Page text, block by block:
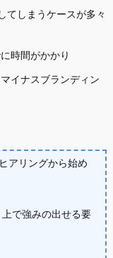
てしまうケースが多々
時間がかかり
イナスブランディン
アリングから始め
で強みの出せる要